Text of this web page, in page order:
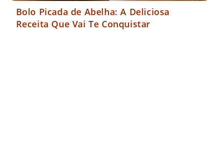
Bolo Picada de Abelha: A Deliciosa
Receita Que Vai Te Conquistar